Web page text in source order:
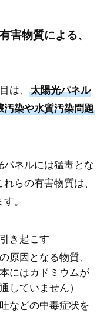
害物質による、
は、 太陽光パネル
汚染や水質汚染問題
ネルには猛毒とな
らの有害物質は、
。
き起こす
原因となる物質、
にはカドミウムが
していません）
などの中毒症状を